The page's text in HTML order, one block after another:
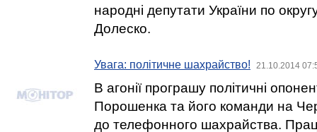
народні депутати України по
Долеско.
Увага: політичне шахрайство! 21.10.2014
В агонії програшу політичні
Порошенка та його команди на
до телефонного шахрайства.